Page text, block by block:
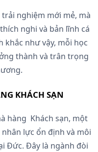
nghiệm mới mẻ, mà
nghi và bản lĩnh cá
như vậy, mỗi học
thành và trân trọng
KHÁCH SẠN
hàng Khách sạn, một
lực ổn định và môi
Đức. Đây là ngành đòi